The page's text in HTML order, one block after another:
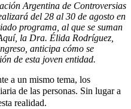
Argentina de Controversias
del 28 al 30 de agosto en
programa, al que se suman
la Dra. Élida Rodríguez,
anticipa cómo se
de esta joven entidad.
a un mismo tema, los
de las personas. Sin lugar a
realidad.